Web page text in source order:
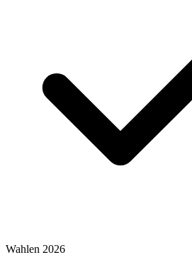
Wahlen 2026